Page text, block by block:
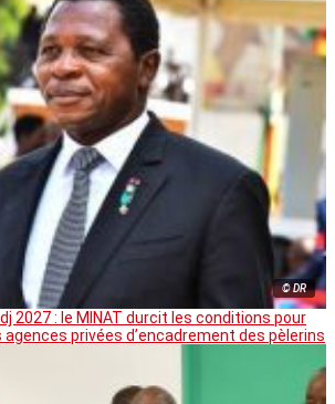
© DR
2027 : le MINAT durcit les conditions pour
agences privées d’encadrement des pèlerins